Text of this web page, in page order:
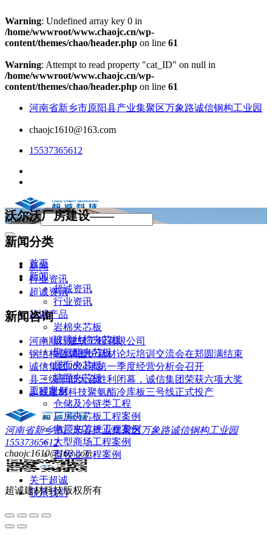
Warning: Undefined array key 0 in
/home/wwwroot/www.chaojc.cn/wp-
content/themes/chao/header.php on line 61
Warning: Attempt to read property "cat_ID" on null in
/home/wwwroot/www.chaojc.cn/wp-
content/themes/chao/header.php on line 61
河南省新乡市原阳县产业集聚区万象路诚信钢构工业园
chaojc1610@163.com
15537365612
Search...
首页
新闻
超诚资讯
行业资讯
超诚产品
岩棉夹芯板
玻璃丝棉夹芯板
聚氨酯夹芯板
屋面夹芯板
墙面夹芯板
工程案例
仓储及冷链类工程
厂房夹芯板工程案例
电厂夹芯板工程案例
大型商场工程案例
畜牧业工程案例
荣誉&资质
关于超诚
联系我们
沃尔沃厂房建设——
新闻分类
新闻
行业资讯
超诚资讯
新闻咨询
河南顺行建筑工程有限公司
钢结构金属围护新材论坛培训交流会在郑圆满结束
诚信集团2024年第一季度经营分析会召开
县三级干部大会胜利闭幕，诚信集团荣获六项大奖
超诚建材科技聚氨酯冷库板三号线正式投产
河南省新乡市原阳县产业集聚区万象路诚信钢构工业园
15537365612
chaojc1610@163.com
超诚建材科技版权所有